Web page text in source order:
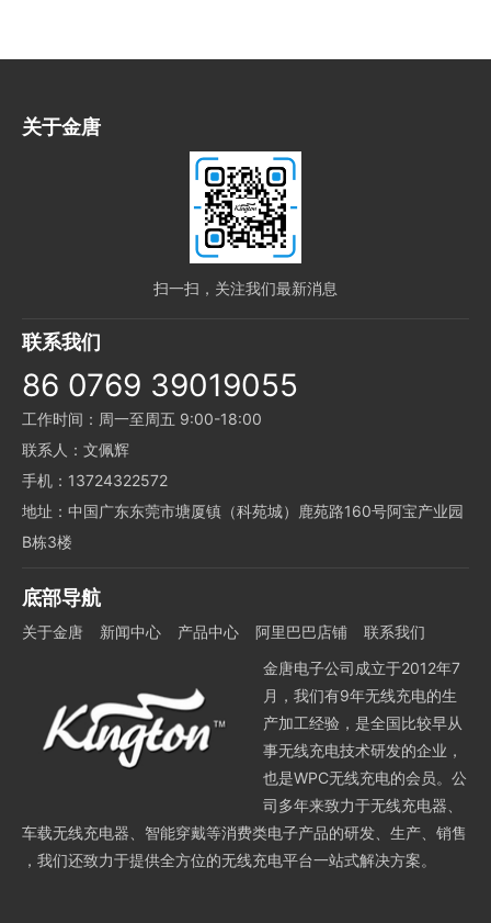
关于金唐
扫一扫，关注我们最新消息
联系我们
86 0769 39019055
工作时间：周一至周五 9:00-18:00
联系人：文佩辉
手机：13724322572
地址：中国广东东莞市塘厦镇（科苑城）鹿苑路160号阿宝产业园
B栋3楼
底部导航
关于金唐 新闻中心 产品中心 阿里巴巴店铺
联系我们
金唐电子公司成立于2012年7
月，我们有9年无线充电的生
产加工经验，是全国比较早从
事无线充电技术研发的企业，
也是WPC无线充电的会员。公
司多年来致力于无线充电器、
车载无线充电器、智能穿戴等消费类电子产品的研发、生产、销售
，我们还致力于提供全方位的无线充电平台一站式解决方案。